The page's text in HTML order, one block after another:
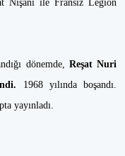
Nişanı ile Fransız Legion
dönemde, Reşat Nuri
1968 yılında boşandı.
yayınladı.